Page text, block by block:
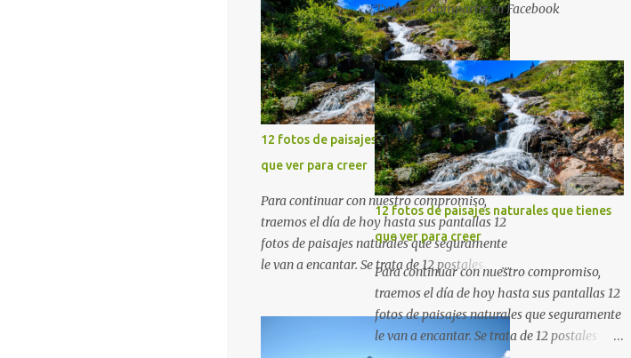
12 fotos de paisajes naturales que tienes
que ver para creer
Para continuar con nuestro compromiso,
traemos el día de hoy hasta sus pantallas 12
fotos de paisajes naturales que seguramente
le van a encantar. Se trata de 12 postales
majestuosas donde la naturaleza hace
alarde de su encantadora belleza. Espero
que al igual que yo, ustedes disfruten de
Twitter | Compartir en Facebook
12 fotos de paisajes naturales que tienes
que ver para creer
Para continuar con nuestro compromiso,
traemos el día de hoy hasta sus pantallas 12
fotos de paisajes naturales que seguramente
le van a encantar. Se trata de 12 postales